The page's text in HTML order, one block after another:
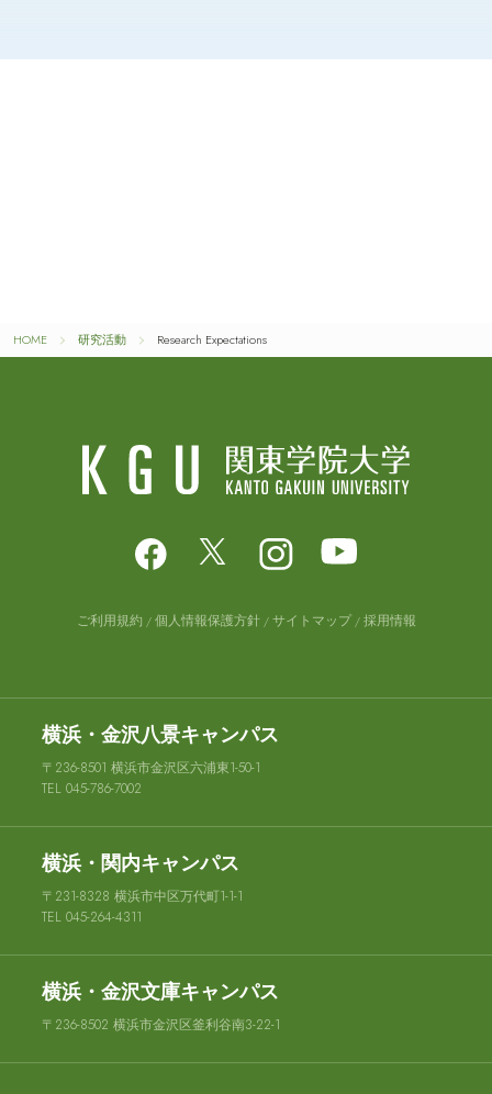
HOME 研究活動 Research Expectations
ご利用規約 個人情報保護方針 サイトマップ 採用情報
横浜・金沢八景キャンパス
〒236-8501 横浜市金沢区六浦東1-50-1
TEL 045-786-7002
横浜・関内キャンパス
〒231-8328 横浜市中区万代町1-1-1
TEL 045-264-4311
横浜・金沢文庫キャンパス
〒236-8502 横浜市金沢区釜利谷南3-22-1